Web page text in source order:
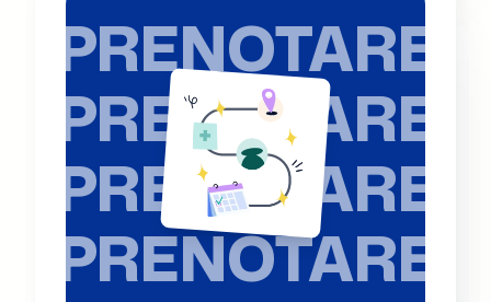
PRENOTARE
PRENOTARE
PRENOTARE
PRENOTARE